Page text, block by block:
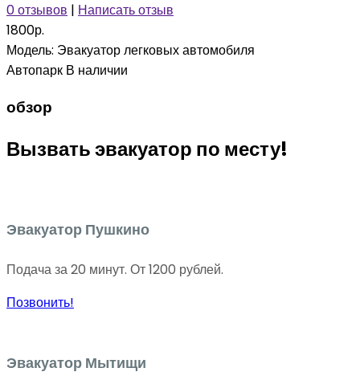
0 отзывов | Написать отзыв
1800р.
Модель: Эвакуатор легковых автомобиля
Автопарк В наличии
обзор
Вызвать эвакуатор по месту!
Эвакуатор Пушкино
Подача за 20 минут. От 1200 рублей.
Позвонить!
Эвакуатор Мытищи